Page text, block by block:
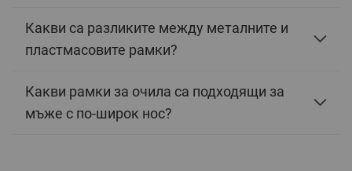
Какви са разликите между металните и
пластмасовите рамки?
Какви рамки за очила са подходящи за
мъже с по-широк нос?